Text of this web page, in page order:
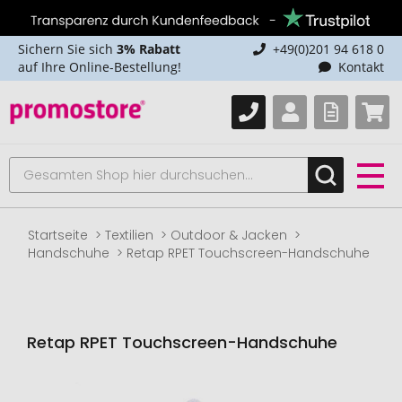
Sichern Sie sich 3% Rabatt
auf Ihre Online-Bestellung!
+49(0)201 94 618 0
Kontakt
Startseite Textilien
Outdoor & Jacken
Handschuhe
Retap RPET Touchscreen-Handschuhe
Retap RPET Touchscreen-Handschuhe